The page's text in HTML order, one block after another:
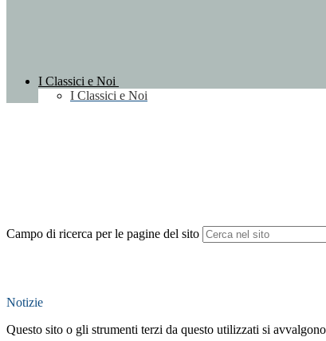
I Classici e Noi
I Classici e Noi
Campo di ricerca per le pagine del sito
Notizie
Questo sito o gli strumenti terzi da questo utilizzati si